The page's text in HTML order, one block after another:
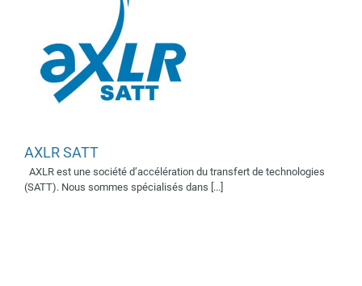
AXLR SATT
AXLR est une société d’accélération du transfert de technologies
(SATT). Nous sommes spécialisés dans [...]
Supporter 2018